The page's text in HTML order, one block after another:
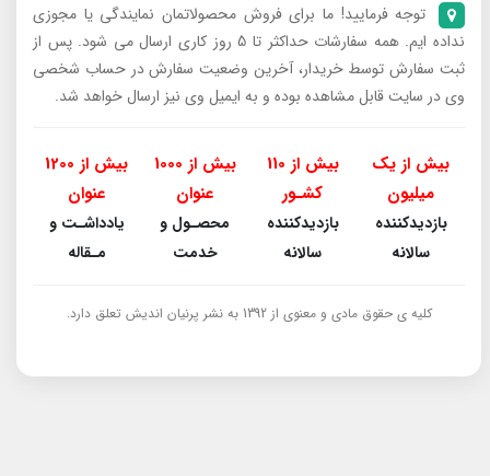
توجه فرمایید! ما برای فروش محصولاتمان نمایندگی یا مجوزی
نداده ایم. همه سفارشات حداکثر تا 5 روز کاری ارسال می شود. پس از
ثبت سفارش توسط خریدار، آخرین وضعیت سفارش در حساب شخصی
وی در سایت قابل مشاهده بوده و به ایمیل وی نیز ارسال خواهد شد.
بیش از یک
میلیون
بازدیدکننده
سالانه
بیش از 110
کشـور
بازدیدکننده
سالانه
بیش از 1000
عنوان
محصـول و
خدمت
بیش از 1200
عنوان
یادداشـت و
مـقاله
کلیه ی حقوق مادی و معنوی از 1392 به نشر پرنیان اندیش تعلق دارد.